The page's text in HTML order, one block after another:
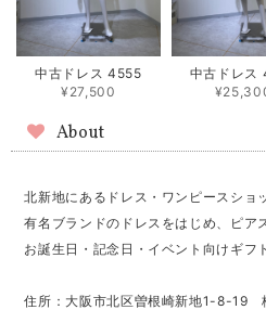
中古ドレス 4555
¥27,500
中古ドレス
About
北新地にあるドレス・ワンピースショ
有名ブランドのドレスをはじめ、ピア
お誕生日・記念日・イベント向けギフ
住所：大阪市北区曽根崎新地1-8-19